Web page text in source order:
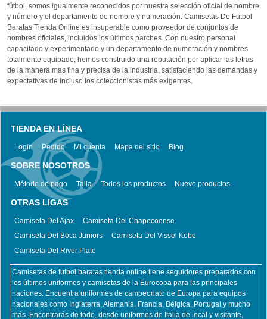
fútbol, somos igualmente reconocidos por nuestra selección oficial de nombre
y número y el departamento de nombre y numeración. Camisetas De Futbol
Baratas Tienda Online es insuperable como proveedor de conjuntos de
nombres oficiales, incluidos los últimos parches. Con nuestro personal
capacitado y experimentado y un departamento de numeración y nombres
totalmente equipado, hemos construido una reputación por aplicar las letras
de la manera más fina y precisa de la industria, satisfaciendo las demandas y
expectativas de incluso los coleccionistas más exigentes.
TIENDA EN LÍNEA
Login Pedido Mi cuenta Mapa del sitio Blog
SOBRE NOSOTROS
Método de pago Talla Todos los productos Nuevo productos
OTRAS LIGAS
Camiseta Del Ajax
Camiseta Del Chapecoense
Camiseta Del Boca Juniors
Camiseta Del Vissel Kobe
Camiseta Del River Plate
Camisetas de futbol baratas tienda online tiene seguidores preparados con
los últimos uniformes y camisetas de la Eurocopa para las principales
naciones. Encuentra uniformes de campeonato de Europa para equipos
nacionales como Inglaterra, Alemania, Francia, Bélgica, Portugal y mucho
más. Encontrarás de todo, desde uniformes de Italia de local y visitante,